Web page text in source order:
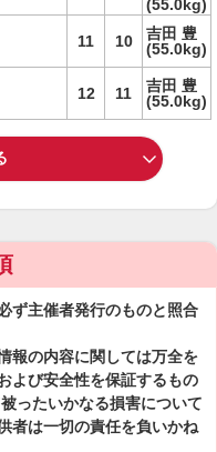
(55.0kg)
11 10
吉田 豊
(55.0kg)
12 11
吉田 豊
(55.0kg)
ず主催者発行のものと照合
報の内容に関しては万全を
よび安全性を保証するもの
ったいかなる損害について
者は一切の責任を負いかね